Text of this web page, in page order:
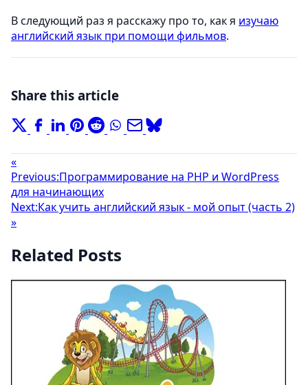
В следующий раз я расскажу про то, как я изучаю
английский язык при помощи фильмов.
Share this article
«
Previous:Программирование на PHP и WordPress
для начинающих
Next:Как учить английский язык - мой опыт (часть 2)
»
Related Posts